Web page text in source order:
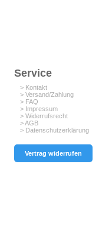
Service
> Kontakt
> Versand/Zahlung
> FAQ
> Impressum
> Widerrufsrecht
> AGB
> Datenschutzerklärung
Vertrag widerrufen